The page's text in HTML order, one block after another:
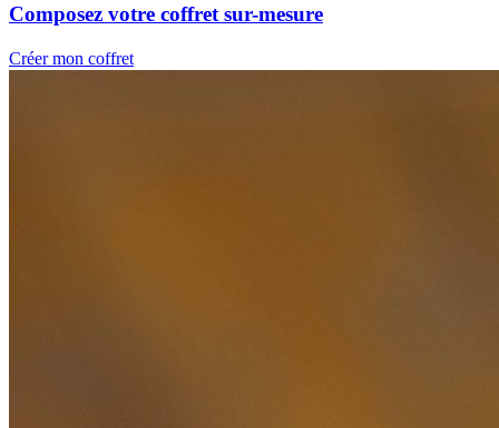
Composez votre coffret sur-mesure
Créer mon coffret